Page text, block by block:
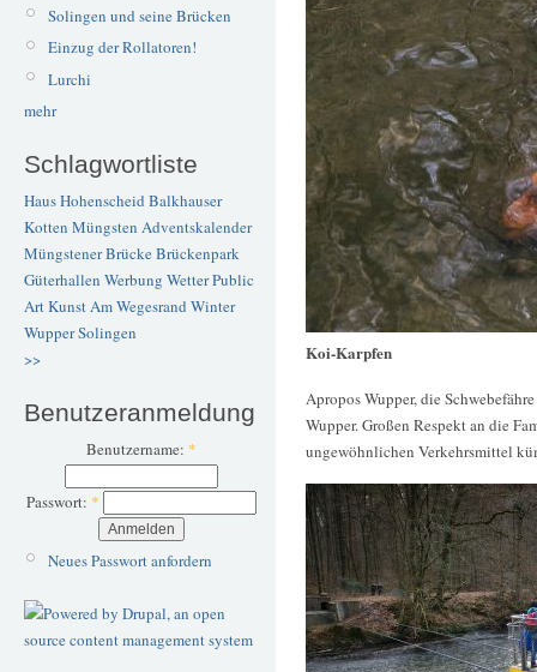
Solingen und seine Brücken
Einzug der Rollatoren!
Lurchi
mehr
Schlagwortliste
Haus Hohenscheid Balkhauser
Kotten Müngsten Adventskalender
Müngstener BrückeBrückenpark
Güterhallen Werbung WetterPublic
ArtKunstAm Wegesrand Winter
WupperSolingen
>>
Benutzeranmeldung
Benutzername: *
Passwort: *
Neues Passwort anfordern
Koi-Karpfen
Apropos Wupper, die
Wupper. Großen Respekt an die
ungewöhnlichen Verkehrsmittel